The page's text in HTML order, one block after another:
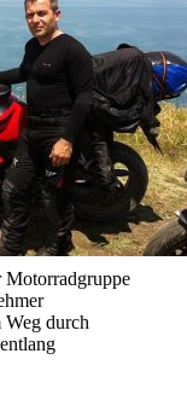
Motorradgruppe
Weg durch